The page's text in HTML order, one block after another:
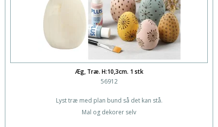
Æg, Træ. H:10,3cm. 1 stk
56912
Lyst træ med plan bund så det kan stå.
Mal og dekorer selv